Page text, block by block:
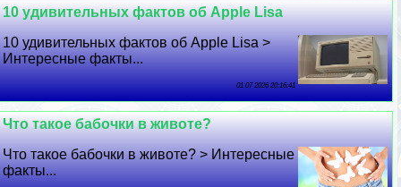
10 удивительных фактов об Apple Lisa
10 удивительных фактов об Apple Lisa >
Интересные факты...
01 07 2026 20:16:41
Что такое бабочки в животе?
Что такое бабочки в животе? > Интересные
факты...